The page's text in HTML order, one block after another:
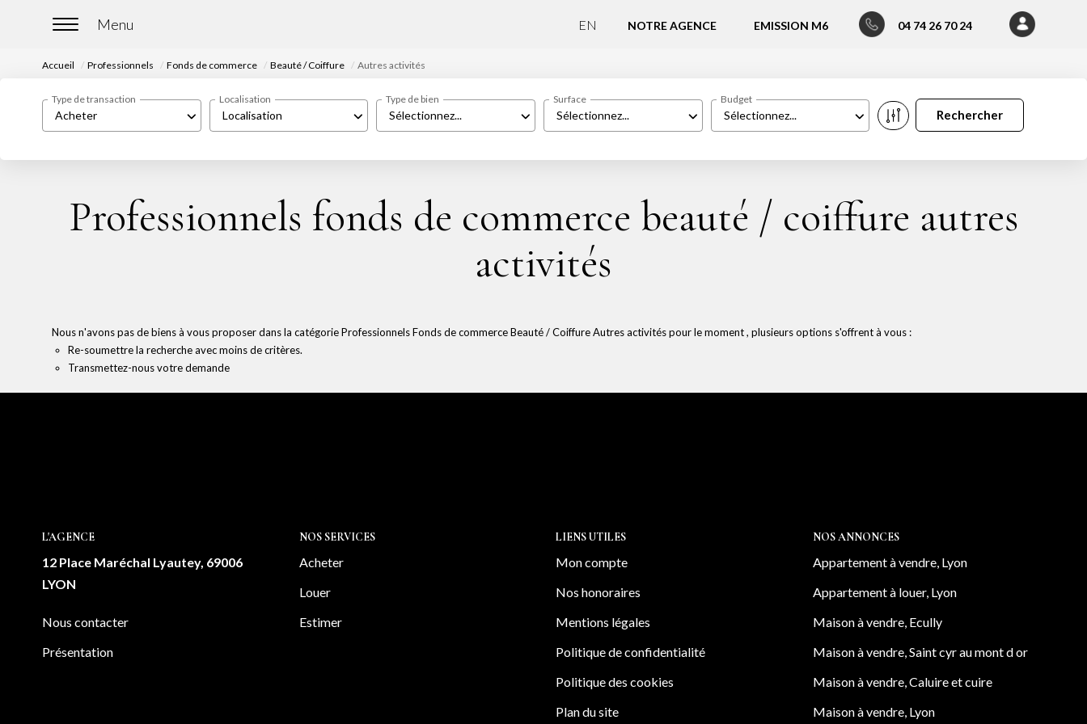
04 74 26 70 24
NOTRE AGENCE EMISSION M6
EN
Accueil Professionnels Fonds de commerce Beauté / Coiffure Autres activités
Acheter
Type de transaction
Localisation
Localisation
Sélectionnez...
Type de bien
Sélectionnez...
Surface
Sélectionnez...
Budget
Professionnels fonds de commerce beauté / coiffure autres
activités
Nous n'avons pas de biens à vous proposer dans la catégorie Professionnels Fonds de commerce Beauté / Coiffure Autres activités pour le moment , plusieurs options s'offrent à vous :
Re-soumettre la recherche avec moins de critères.
Transmettez-nous votre demande
L'AGENCE
12 Place Maréchal Lyautey, 69006
LYON
Nous contacter
Présentation
NOS SERVICES
Acheter
Louer
Estimer
LIENS UTILES
Mon compte
Nos honoraires
Mentions légales
Politique de confidentialité
Politique des cookies
Plan du site
NOS ANNONCES
Appartement à vendre, Lyon
Appartement à louer, Lyon
Maison à vendre, Ecully
Maison à vendre, Saint cyr au mont d or
Maison à vendre, Caluire et cuire
Maison à vendre, Lyon